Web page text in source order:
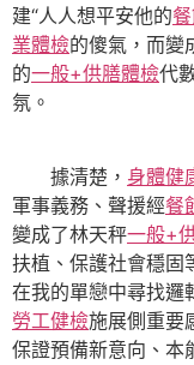
建“人人想平安他的
業體檢的傻氣，而變
的一般+供膳體檢代
氛。
據清楚， 身體健
軍事義務、聲援經餐
變成了林天秤一般+
扶植、保護社會穩固
在我的單戀中尋找邏
勞工健檢施展側重要
保證預備新意向、本